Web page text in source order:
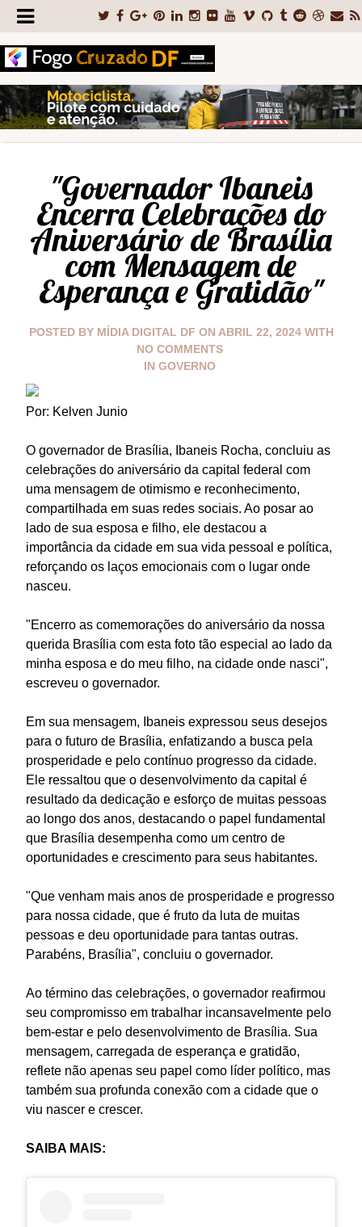
"Governador Ibaneis
Encerra Celebrações do
Aniversário de Brasília
com Mensagem de
Esperança e Gratidão"
POSTED BY MÍDIA DIGITAL DF ON ABRIL 22, 2024WITH
NO COMMENTS
IN GOVERNO
Por: Kelven Junio
O governador de Brasília, Ibaneis Rocha, concluiu as
celebrações do aniversário da capital federal com
uma mensagem de otimismo e reconhecimento,
compartilhada em suas redes sociais. Ao posar ao
lado de sua esposa e filho, ele destacou a
importância da cidade em sua vida pessoal e política,
reforçando os laços emocionais com o lugar onde
nasceu.
"Encerro as comemorações do aniversário da nossa
querida Brasília com esta foto tão especial ao lado da
minha esposa e do meu filho, na cidade onde nasci",
escreveu o governador.
Em sua mensagem, Ibaneis expressou seus desejos
para o futuro de Brasília, enfatizando a busca pela
prosperidade e pelo contínuo progresso da cidade.
Ele ressaltou que o desenvolvimento da capital é
resultado da dedicação e esforço de muitas pessoas
ao longo dos anos, destacando o papel fundamental
que Brasília desempenha como um centro de
oportunidades e crescimento para seus habitantes.
"Que venham mais anos de prosperidade e progresso
para nossa cidade, que é fruto da luta de muitas
pessoas e deu oportunidade para tantas outras.
Parabéns, Brasília", concluiu o governador.
Ao término das celebrações, o governador reafirmou
seu compromisso em trabalhar incansavelmente pelo
bem-estar e pelo desenvolvimento de Brasília. Sua
mensagem, carregada de esperança e gratidão,
reflete não apenas seu papel como líder político, mas
também sua profunda conexão com a cidade que o
viu nascer e crescer.
SAIBA MAIS: